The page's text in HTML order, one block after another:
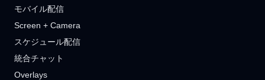
モバイル配信
Screen + Camera
スケジュール配信
統合チャット
Overlays